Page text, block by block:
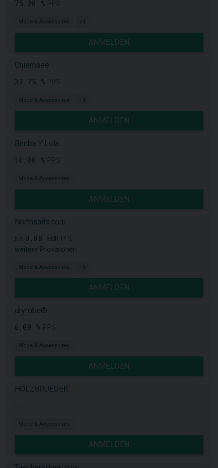
75,00 %
Mode & Accessoires +1
ANMELDEN
Chiemsee
33,75 %
Mode & Accessoires +1
ANMELDEN
Bimba Y Lola
10,00 %
Mode & Accessoires
ANMELDEN
Northsails.com
0,08 EUR
weitere Provisionen
Mode & Accessoires +1
ANMELDEN
dryrobe®
6,00 %
Mode & Accessoires
ANMELDEN
HOLZBRUEDER
Mode & Accessoires
ANMELDEN